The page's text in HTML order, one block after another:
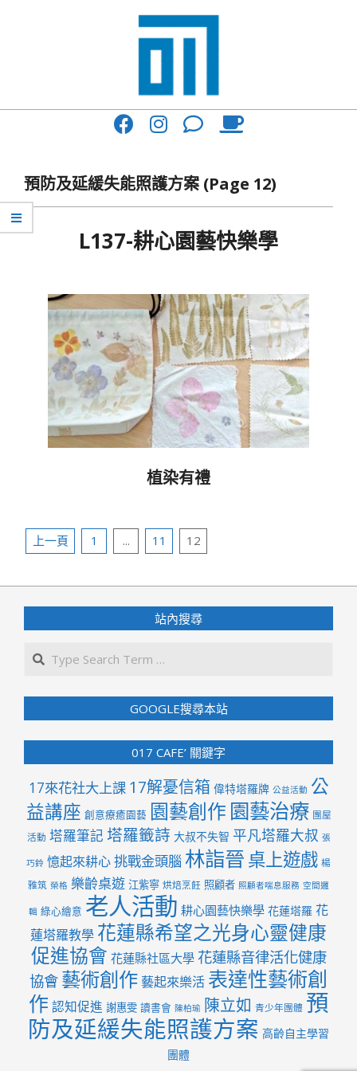
017
與
你
一
預防及延緩失能照護方案 (Page 12)
L137-耕心園藝快樂學
19
植染有禮
20
文
分
上一頁 1 ... 11 12
站內搜尋
GOOGLE搜尋本站
017 CAFE’ 關鍵字
17來花社大上課 17解憂信箱 偉特塔羅牌 公益活動 公
益講座 創意療癒園藝 園藝創作 園藝治療 團屋
活動 塔羅筆記 塔羅籤詩 大叔不失智 平凡塔羅大叔 張
巧鈴 憶起來耕心挑戰金頭腦 林詣晉桌上遊戲 楊
雅筑 榮格 樂齡桌遊 江紫寧 烘焙烹飪 照顧者 照顧者喘息服務 空間邏
輯 綠心繪意 老人活動 耕心園藝快樂學 花蓮塔羅 花
蓮塔羅教學 花蓮縣希望之光身心靈健康
促進協會 花蓮縣社區大學 花蓮縣音律活化健康
協會 藝術創作藝起來樂活 表達性藝術創
作 認知促進 謝惠雯 讀書會 陳柏瑜 陳立如 青少年團體 預
防及延緩失能照護方案 高齡自主學習
團體